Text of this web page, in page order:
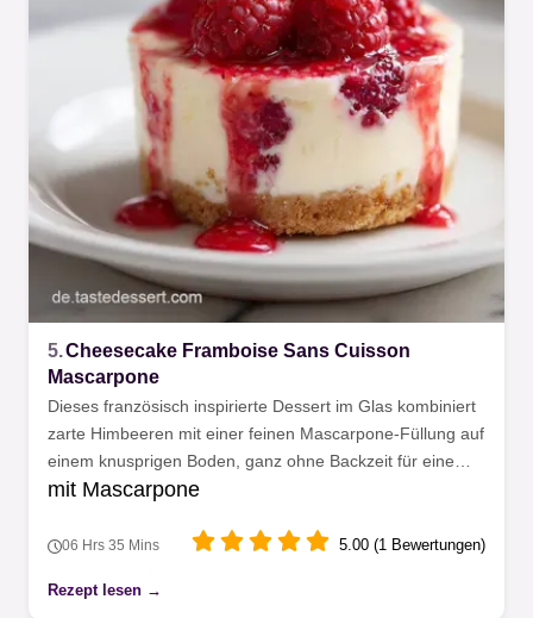
5.Cheesecake Framboise Sans Cuisson
Mascarpone
Dieses französisch inspirierte Dessert im Glas kombiniert
zarte Himbeeren mit einer feinen Mascarpone-Füllung auf
einem knusprigen Boden, ganz ohne Backzeit für eine
entspannte Vorbereitung in der Küche.
mit Mascarpone
06 Hrs 35 Mins 5.00 (1 Bewertungen)
Rezept lesen →